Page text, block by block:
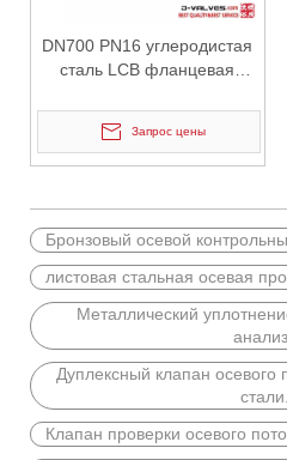
2026-06-15
Полное руководство по очистке Y-образного
Пошаговое руководство по
DN700 PN16 углеродистая
сталь LCB фланцевая
Запрос цены
Бронзовый осевой
листовая стальная осевая
Металлический
Дуплексный клапан
стали.
Клапан проверки осевого